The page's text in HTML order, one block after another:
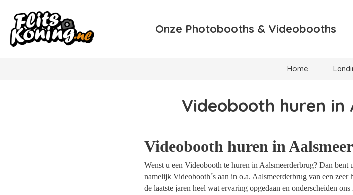
Onze Photobooths & Videobooths
Home
Videobooth huren
Videobooth huren in
Wenst u een Videobooth te huren in Aalsmeerderbrug? Dan
namelijk Videobooth´s aan in o.a. Aalsmeerderbrug van een
de laatste jaren heel wat ervaring opgedaan en onderscheiden